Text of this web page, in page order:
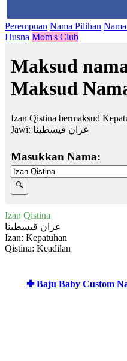
Perempuan Nama Pilihan
Husna Mom's Club
Maksud
Maksud
Izan Qistina bermaksud
Jawi: عزان قيسطينا
Masukkan Nama:
Izan Qistina
عزان قيسطينا
Izan: Kepatuhan
Qistina: Keadilan
✚ Baju Baby Custom